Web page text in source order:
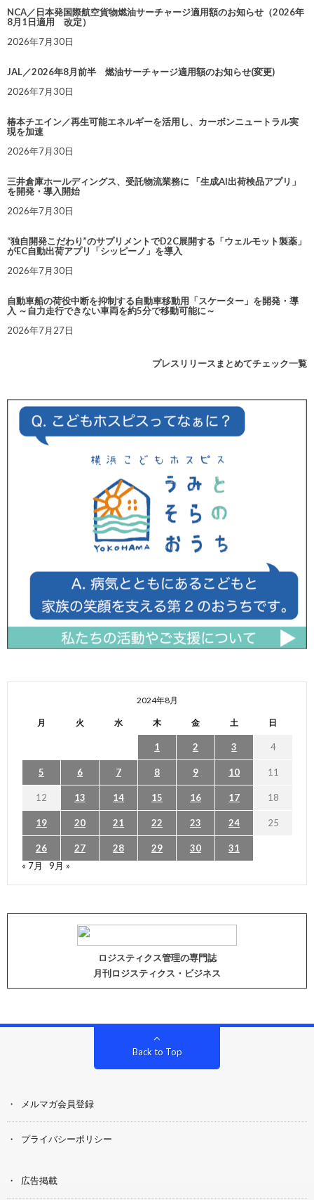
NCA／日本発国際航空貨物燃油サーチャージ適用額のお知らせ（2026年
8月1日適用 改定）
2026年7月30日
JAL／2026年8月前半 燃油サーチャージ適用額のお知らせ(変更)
2026年7月30日
椿本チエイン／再生可能エネルギーを活用し、カーボンニュートラル実
現を加速
2026年7月30日
三井倉庫ホールディングス、受託物流業務に 「生成AI出荷検品アプリ」
を開発・導入開始
2026年7月30日
“独自開発こだわり”のサプリメントでD2C展開する「ウェルモット製薬」
がEC自動出荷アプリ「シッピーノ」を導入
2026年7月30日
自動車船の荷役中断を抑制する自動車移動用「スケーター」を開発・導
入 ～自力走行できない車両を約5分で移動可能に～
2026年7月27日
プレスリリースまとめてチェック一覧
2024年8月
月 火 水 木 金 土 日
1 2 3 4
5 6 7 8 9 10 11
12 13 14 15 16 17 18
19 20 21 22 23 24 25
26 27 28 29 30
31
« 7月
9月 »
ロジスティクス管理の専門誌
月刊ロジスティクス・ビジネス
Back to Top
メルマガ会員登録
プライバシーポリシー
広告掲載